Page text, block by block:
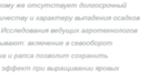
же отсутствует долгосрочный
и характеру выпадения осадков
ведущих агротехнологов
включение в севооборот
и рапса позволит сохранить
эффект при выращивании яровых